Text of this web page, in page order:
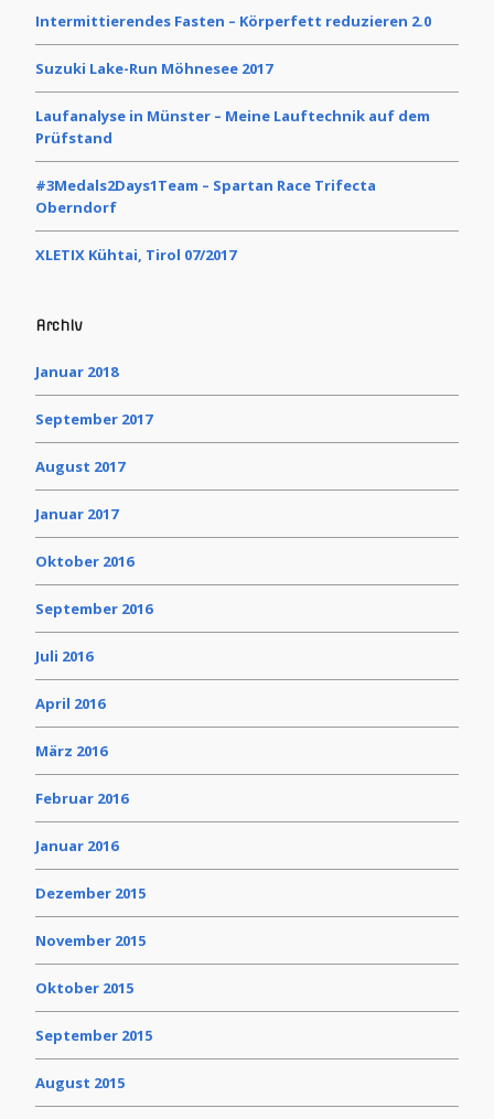
Intermittierendes Fasten – Körperfett reduzieren 2.0
Suzuki Lake-Run Möhnesee 2017
Laufanalyse in Münster – Meine Lauftechnik auf dem
Prüfstand
#3Medals2Days1Team – Spartan Race Trifecta
Oberndorf
XLETIX Kühtai, Tirol 07/2017
Archiv
Januar 2018
September 2017
August 2017
Januar 2017
Oktober 2016
September 2016
Juli 2016
April 2016
März 2016
Februar 2016
Januar 2016
Dezember 2015
November 2015
Oktober 2015
September 2015
August 2015